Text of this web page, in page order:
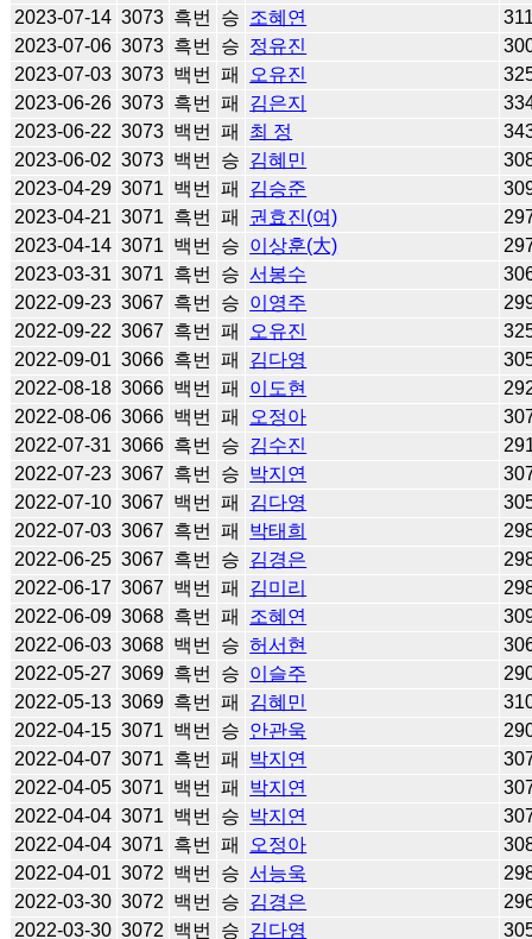
2023-07-14 3073 흑번 승 조혜연
2023-07-06 3073 흑번 승 정유진
2023-07-03 3073 백번 패 오유진
2023-06-26 3073 흑번 패 김은지
2023-06-22 3073 백번 패 최 정
2023-06-02 3073 백번 승 김혜민
2023-04-29 3071 백번 패 김승준
2023-04-21 3071 흑번 패 권효진(여)
2023-04-14 3071 백번 승 이상훈(大)
2023-03-31 3071 흑번 승 서봉수
2022-09-23 3067 흑번 승 이영주
2022-09-22 3067 흑번 패 오유진
2022-09-01 3066 흑번 패 김다영
2022-08-18 3066 백번 패 이도현
2022-08-06 3066 백번 패 오정아
2022-07-31 3066 흑번 승 김수진
2022-07-23 3067 흑번 승 박지연
2022-07-10 3067 백번 패 김다영
2022-07-03 3067 흑번 패 박태희
2022-06-25 3067 흑번 승 김경은
2022-06-17 3067 백번 패 김미리
2022-06-09 3068 흑번 패 조혜연
2022-06-03 3068 백번 승 허서현
2022-05-27 3069 흑번 승 이슬주
2022-05-13 3069 흑번 패 김혜민
2022-04-15 3071 백번 승 안관욱
2022-04-07 3071 흑번 패 박지연
2022-04-05 3071 백번 패 박지연
2022-04-04 3071 백번 승 박지연
2022-04-04 3071 흑번 패 오정아
2022-04-01 3072 백번 승 서능욱
2022-03-30 3072 백번 승 김경은
2022-03-30 3072 백번 승 김다영